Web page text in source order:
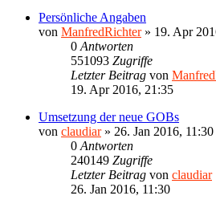
Persönliche Angaben
von ManfredRichter» 19. Apr
0 Antworten
551093 Zugriffe
Letzter Beitrag von
19. Apr 2016, 21:35
Umsetzung der neue GOBs
von claudiar» 26. Jan 2016, 11:30
0 Antworten
240149 Zugriffe
Letzter Beitrag von claudiar
26. Jan 2016, 11:30